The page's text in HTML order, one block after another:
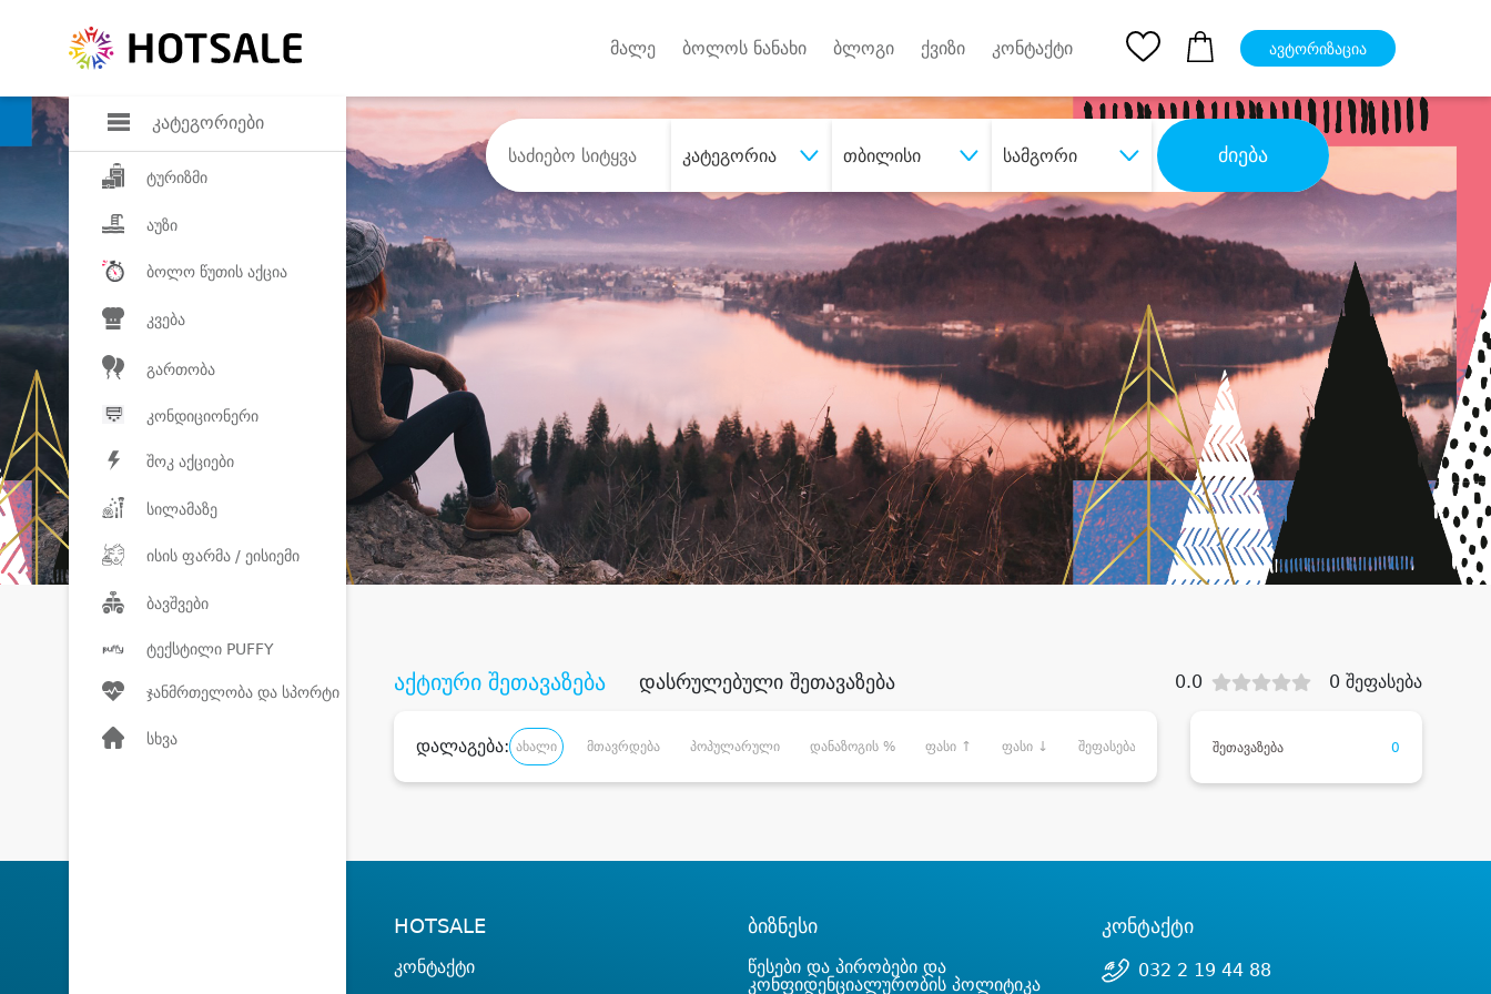
კატეგორიები
ტურიზმი
აუზი
ბოლო წუთის აქცია
კვება
გართობა
კონდიციონერი
შოკ აქციები
სილამაზე
ისის ფარმა / ეისიემი
ბავშვები
ტექსტილი PUFFY
ჯანმრთელობა და სპორტი
სხვა
მალე ბოლოს ნანახი ბლოგი ქვიზი კონტაქტი ავტორიზაცია
კატეგორია თბილისი სამგორი ძიება
შეიძინესასურველი მომსახურება დიდი დანაზოგით
აქტიური შეთავაზება დასრულებული შეთავაზება 0.0 0 შეფასება
დალაგება: ახალი მთავრდება პოპულარული დანაზოგის % ფასი ↑ ფასი ↓ შეფასება შეთავაზება 0
HOTSALE
კონტაქტი
ბიზნესი
წესები და პირობები და
კონფიდენციალურობის პოლიტიკა
კონტაქტი
032 2 19 44 88